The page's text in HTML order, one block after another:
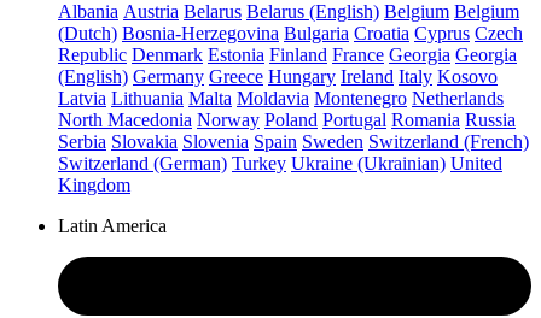
Albania Austria Belarus Belarus (English) Belgium Belgium
(Dutch) Bosnia-Herzegovina Bulgaria Croatia Cyprus Czech
Republic Denmark Estonia Finland France Georgia Georgia
(English) Germany Greece Hungary Ireland Italy Kosovo
Latvia Lithuania Malta Moldavia Montenegro Netherlands
North Macedonia Norway Poland Portugal Romania Russia
Serbia Slovakia Slovenia Spain Sweden Switzerland (French)
Switzerland (German) Turkey Ukraine (Ukrainian) United
Kingdom
Latin America